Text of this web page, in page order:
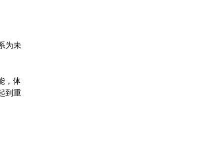
为未
，体
到重